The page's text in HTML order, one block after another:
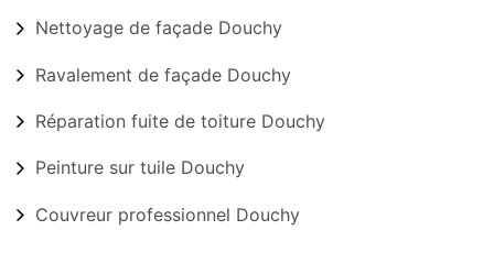
Nettoyage de façade Douchy
Ravalement de façade Douchy
Réparation fuite de toiture Douchy
Peinture sur tuile Douchy
Couvreur professionnel Douchy